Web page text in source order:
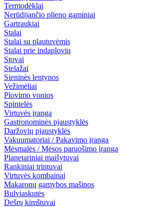
Termodėklai
Nerūdijančio plieno gaminiai
Gartraukiai
Stalai
Stalai su plautuvėmis
Stalai prie indaplovių
Stovai
Stelažai
Sieninės lentynos
Vežimėliai
Plovimo vonios
Spintelės
Virtuvės įranga
Gastronominės pjaustyklės
Daržovių pjaustyklės
Vakuumatoriai / Pakavimo įranga
Mėsmalės / Mėsos paruošimo įranga
Planetariniai maišytuvai
Rankiniai trintuvai
Virtuvės kombainai
Makaronų gamybos mašinos
Bulviaskutės
Dešrų kimštuvai